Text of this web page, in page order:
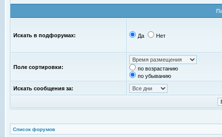
Искать в подфорумах: Да Нет
Поле сортировки:
по возрастанию
по убыванию
Искать сообщения за:
Список форумов